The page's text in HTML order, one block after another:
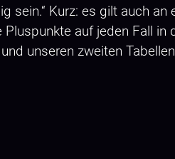
sein.“ Kurz: es gilt auch
auf jeden Fall in
unseren zweiten